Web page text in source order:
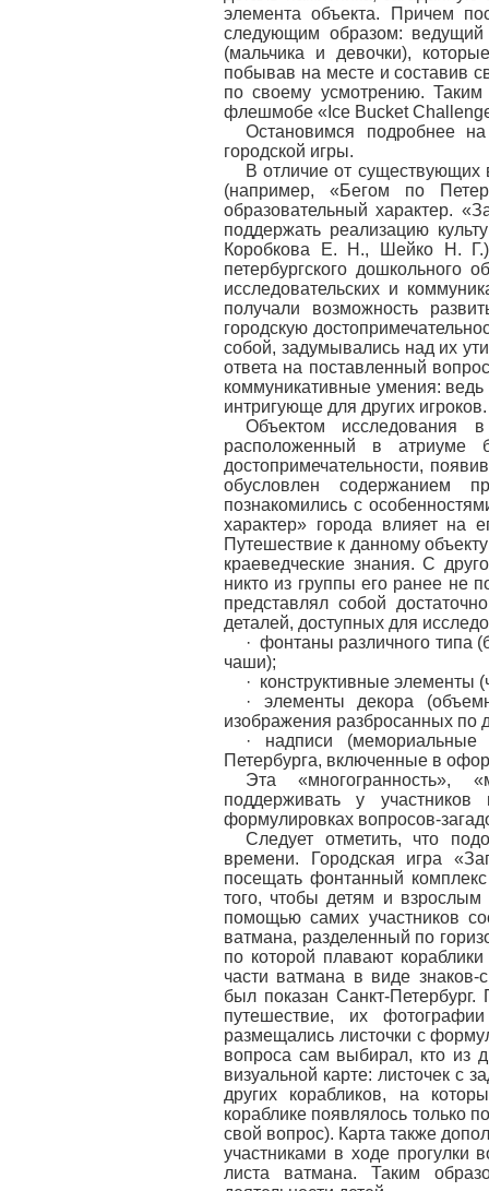
элемента объекта. Причем
следующим образом: ведущий
(мальчика и девочки),
побывав на месте и составив
по своему усмотрению. Таким
флешмобе «Ice Bucket
Остановимся подробнее
городской игры.
В отличие от существующих
(например, «Бегом по
образовательный характер.
поддержать реализацию
Коробкова Е. Н., Шейко Н.
петербургского дошкольного
исследовательских и
получали возможность
городскую
собой, задумывались над их
ответа на поставленный
коммуникативные умения:
интригующе для других игроков.
Объектом исследования
расположенный в атриуме
достопримечательности,
обусловлен содержанием
познакомились с
характер» города влияет на
Путешествие к данному
краеведческие знания. С
никто из группы его ранее не
представлял собой
деталей, доступных для
· фонтаны различного типа
чаши);
· конструктивные элементы
· элементы декора
изображения разбросанных по
· надписи
Петербурга, включенные в
Эта «многогранность»,
поддерживать у
формулировках вопросов-
Следует отметить, что
времени. Городская игра
посещать фонтанный
того, чтобы детям и
помощью самих участников
ватмана, разделенный по
по которой плавают
части ватмана в виде знаков-
был показан Санкт-
путешествие, их
размещались листочки с
вопроса сам выбирал, кто из
визуальной карте: листочек с
других корабликов, на
кораблике появлялось только
свой вопрос). Карта также
участниками в ходе прогулки
листа ватмана. Таким